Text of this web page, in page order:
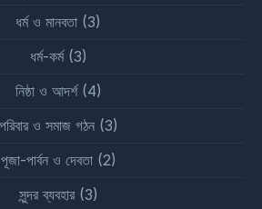
ধর্ম ও মানবতা (3)
ধর্ম-কর্ম(3)
নিষ্ঠা ও আদর্শ(4)
পরিবার ও সমাজ গঠন(3)
পূজা-পার্বন ও দেবতা(2)
সুন্দর ব্যবহার(3)